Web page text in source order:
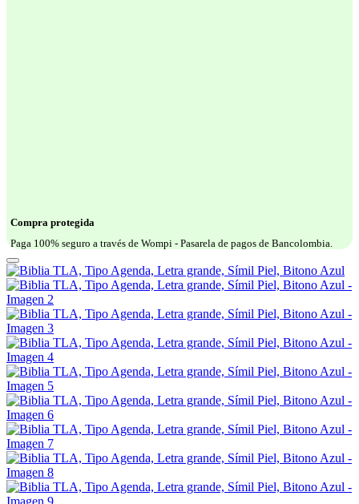
Compra protegida
Paga 100% seguro a través de Wompi - Pasarela de pagos de Bancolombia.